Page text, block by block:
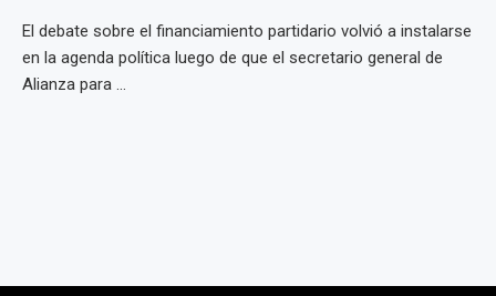
El debate sobre el financiamiento partidario volvió a instalarse
en la agenda política luego de que el secretario general de
Alianza para ...